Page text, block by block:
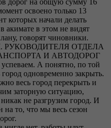
освоено только 13
которых начали делать
акимате в этом не видят
говорят чиновники.
РУКОВОДИТЕЛЯ ОТДЕЛА
И АВТОДОРОГ
А понятно, по той
одновременно закрыть.
весь город перекрыть и
заторную ситуацию,
не разгрузим город. И
на то, что мы весь сезон